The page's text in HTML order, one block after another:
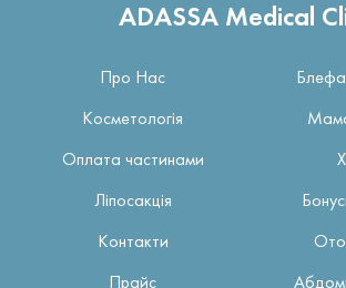
ADASSA Medical
Про Нас
Косметологія
Оплата частинами
Ліпосакція
Контакти
Прайс